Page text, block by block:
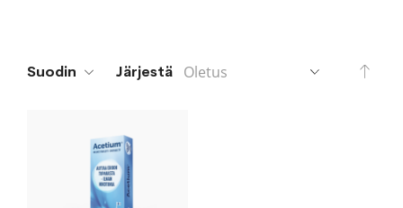
Suodin Järjestä